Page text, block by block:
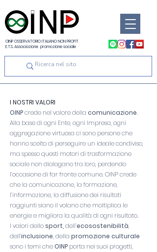
OINP OSSERVATORIO ITALIANO NON PROFIT
E.T.S. Associazione promozione sociale
I NOSTRI VALORI
OINPcrede nel valore della comunicazione.
Alla base di ogni Ente, ogni Impresa, ogni
aggregazione virtuosa ci sono persone che
hanno scelto di perseguire un ideale condiviso,
ma spesso questi motori di trasformazione
sociale non dialogano tra loro, perdendo
l’occasione di far fronte comune. OINP crede
che la comunicazione, la formazione,
l’informazione, la diffusione dei risultati
raggiunti siano il volano che moltiplica le
energie e migliora la qualità di ogni risultato.
I valori dello sport, dell’ecosostenibilità,
dell’inclusione, della promozione culturale
sono i temi che OINP porta nei suoi progetti,